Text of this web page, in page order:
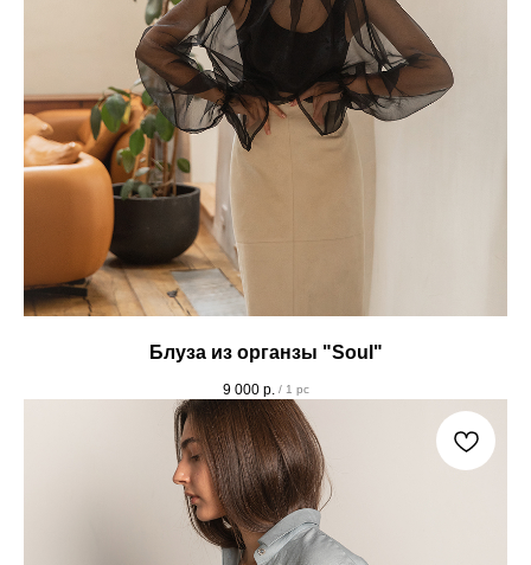
Блуза из органзы "Soul"
9 000 р. / 1 pc